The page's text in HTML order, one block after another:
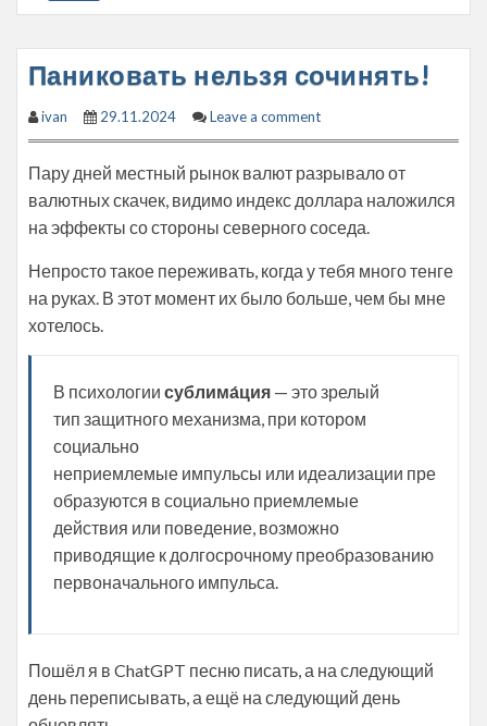
Паниковать нельзя сочинять!
ivan 29.11.2024 Leave a comment
Пару дней местный рынок валют разрывало от
валютных скачек, видимо индекс доллара наложился
на эффекты со стороны северного соседа.
Непросто такое переживать, когда у тебя много тенге
на руках. В этот момент их было больше, чем бы мне
хотелось.
В психологии сублима́ция — это зрелый
тип защитного механизма, при котором
социально
неприемлемые импульсы или идеализации пре
образуются в социально приемлемые
действия или поведение, возможно
приводящие к долгосрочному преобразованию
первоначального импульса.
Пошёл я в ChatGPT песню писать, а на следующий
день переписывать, а ещё на следующий день